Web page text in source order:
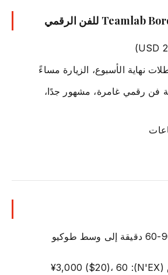
نهاية الأسبوع، الزيارة مساءً
فن رقمي غامرة، مشهور جدًا،
قطار ناريتا إكسبريس (N'EX): ¥3,000 ($20)، 60